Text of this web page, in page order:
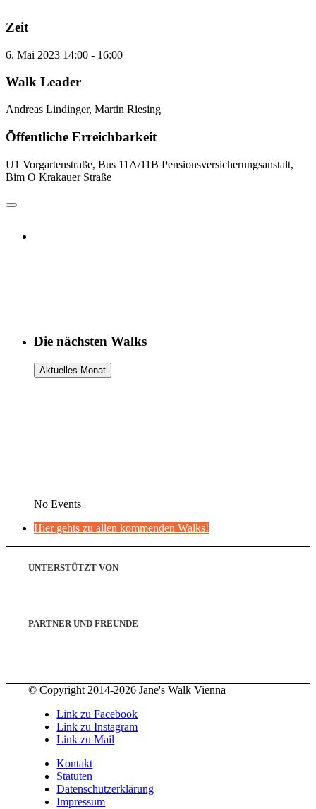
Zeit
6. Mai 2023 14:00 - 16:00
Walk Leader
Andreas Lindinger, Martin Riesing
Öffentliche Erreichbarkeit
U1 Vorgartenstraße, Bus 11A/11B Pensionsversicherungsanstalt,
Bim O Krakauer Straße
Die nächsten Walks
Aktuelles Monat
No Events
Hier gehts zu allen kommenden Walks!
UNTERSTÜTZT VON
PARTNER UND FREUNDE
© Copyright 2014-2026 Jane's Walk Vienna
Link zu Facebook
Link zu Instagram
Link zu Mail
Kontakt
Statuten
Datenschutzerklärung
Impressum